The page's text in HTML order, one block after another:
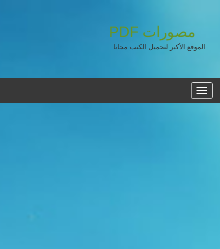
مصورات PDF
الموقع الأكبر لتحميل الكتب مجانا
القائمه
الرئيسية